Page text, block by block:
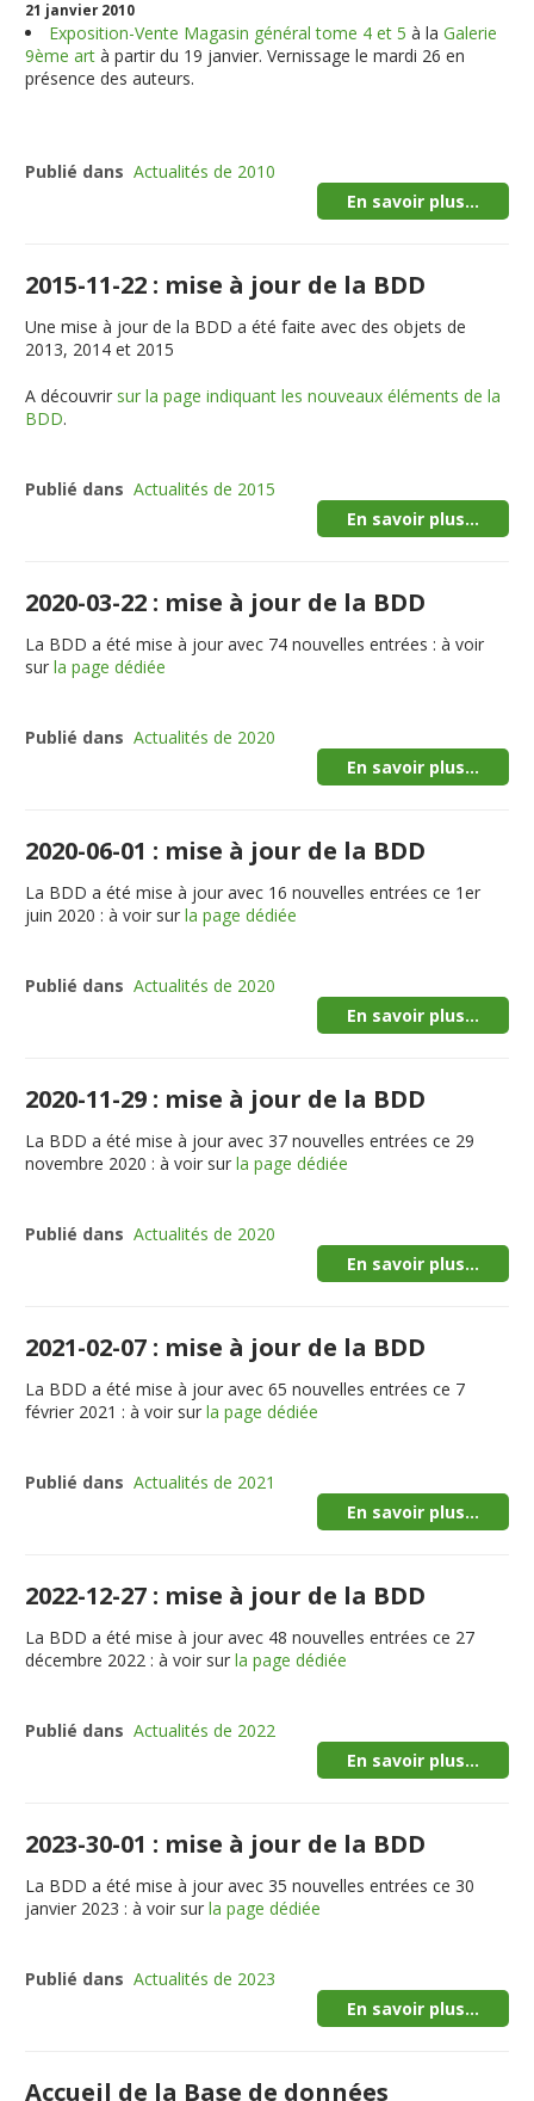
21 janvier 2010
Exposition-Vente Magasin général tome 4 et 5 à laGalerie
9ème art à partir du 19 janvier. Vernissage le mardi 26 en
présence des auteurs.
Publié dans Actualités de 2010
En savoir plus...
2015-11-22 : mise à jour de la BDD
Une mise à jour de la BDD a été faite avec des objets de
2013, 2014 et 2015
A découvrir sur la page indiquant les nouveaux éléments de la
BDD.
Publié dans Actualités de 2015
En savoir plus...
2020-03-22 : mise à jour de la BDD
La BDD a été mise à jour avec 74 nouvelles entrées : à voir
surla page dédiée
Publié dans Actualités de 2020
En savoir plus...
2020-06-01 : mise à jour de la BDD
La BDD a été mise à jour avec 16 nouvelles entrées ce 1er
juin 2020 : à voir surla page dédiée
Publié dans Actualités de 2020
En savoir plus...
2020-11-29 : mise à jour de la BDD
La BDD a été mise à jour avec 37 nouvelles entrées ce 29
novembre 2020 : à voir surla page dédiée
Publié dans Actualités de 2020
En savoir plus...
2021-02-07 : mise à jour de la BDD
La BDD a été mise à jour avec 65 nouvelles entrées ce 7
février 2021 : à voir surla page dédiée
Publié dans Actualités de 2021
En savoir plus...
2022-12-27 : mise à jour de la BDD
La BDD a été mise à jour avec 48 nouvelles entrées ce 27
décembre 2022 : à voir surla page dédiée
Publié dans Actualités de 2022
En savoir plus...
2023-30-01 : mise à jour de la BDD
La BDD a été mise à jour avec 35 nouvelles entrées ce 30
janvier 2023 : à voir surla page dédiée
Publié dans Actualités de 2023
En savoir plus...
Accueil de la Base de données